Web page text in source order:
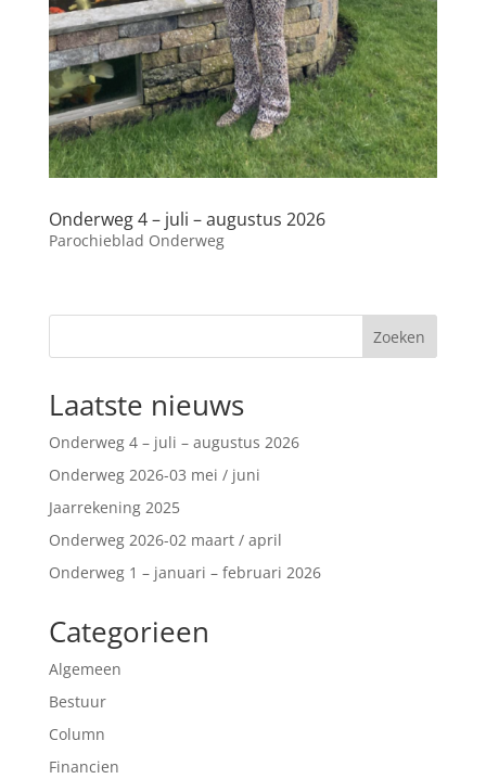
Onderweg 4 – juli – augustus 2026
Parochieblad Onderweg
Zoeken
Laatste nieuws
Onderweg 4 – juli – augustus 2026
Onderweg 2026-03 mei / juni
Jaarrekening 2025
Onderweg 2026-02 maart / april
Onderweg 1 – januari – februari 2026
Categorieen
Algemeen
Bestuur
Column
Financien